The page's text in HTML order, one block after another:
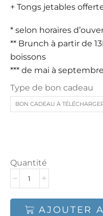
+ Tongs jetables
* selon horaires
** Brunch à partir de
boissons
*** de mai à septembre
Type de bon cadeau
BON CADEAU À
Quantité
AJOUTER